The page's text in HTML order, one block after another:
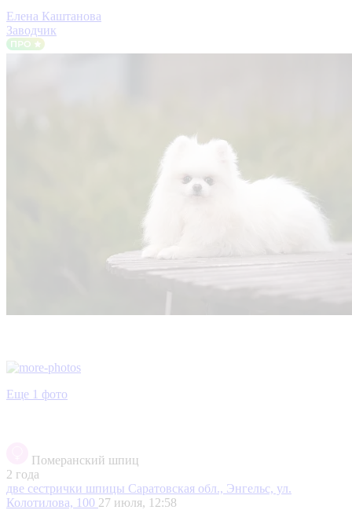
Елена Каштанова
Заводчик
Еще 1 фото
Померанский шпиц
2 года
две сестрички шпицы Саратовская обл., Энгельс, ул.
Колотилова, 100 27 июля, 12:58